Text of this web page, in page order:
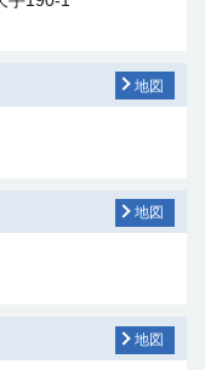
地図
地図
地図